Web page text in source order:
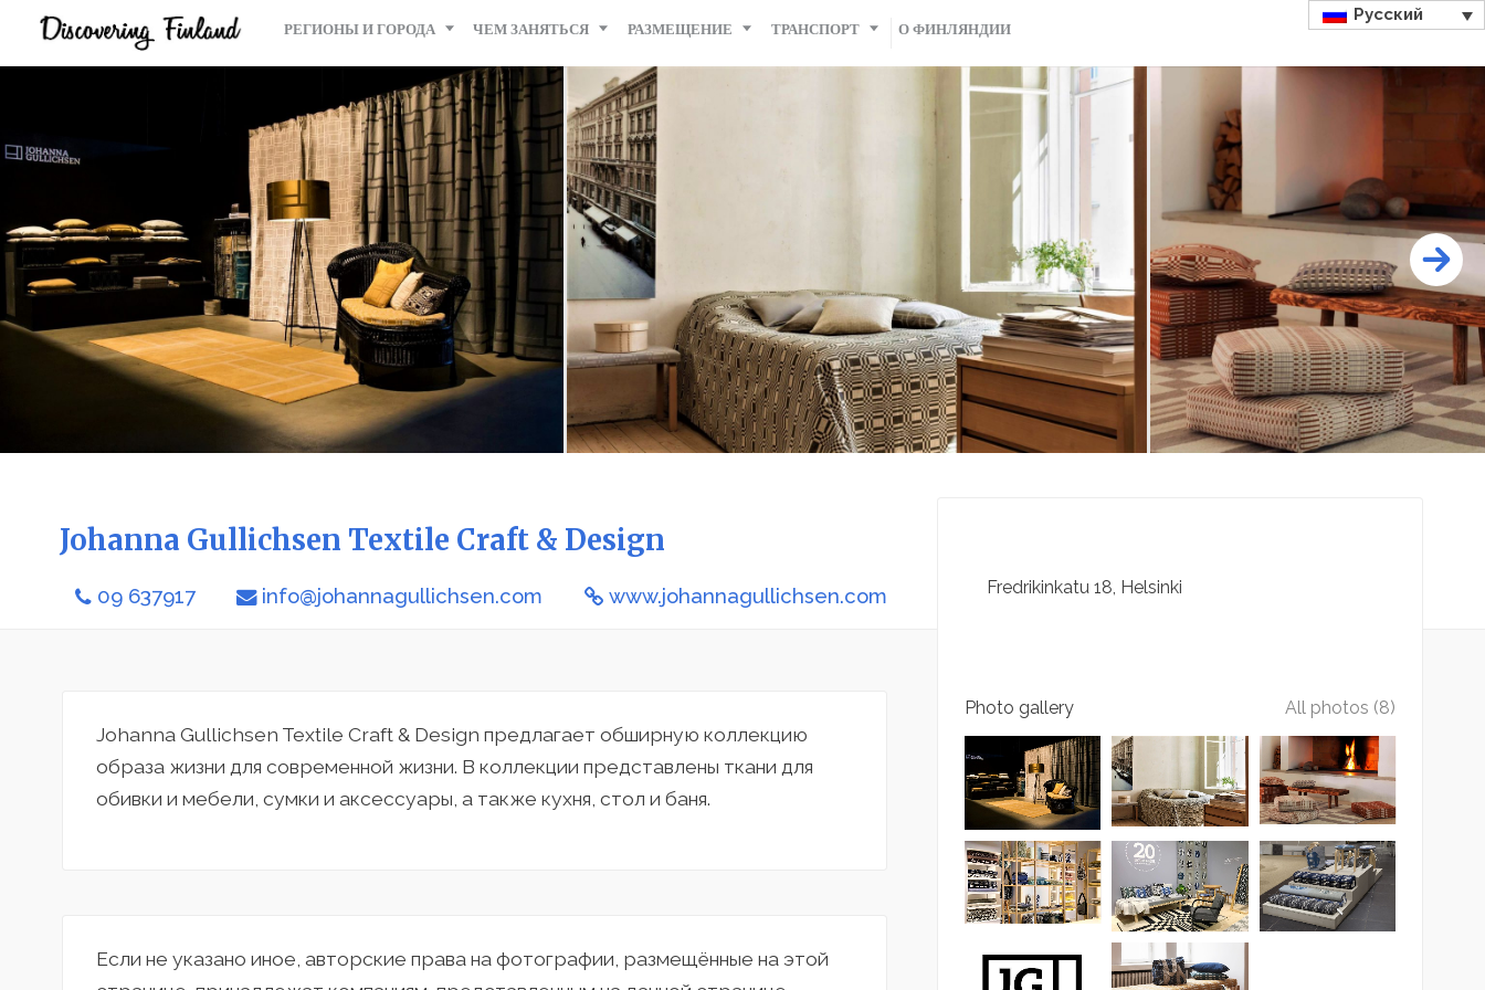
РЕГИОНЫ И ГОРОДА ЧЕМ ЗАНЯТЬСЯ РАЗМЕЩЕНИЕ ТРАНСПОРТ О ФИНЛЯНДИИ
Русский
Johanna Gullichsen Textile Craft & Design
09 637917 info@johannagullichsen.com www.johannagullichsen.com
Johanna Gullichsen Textile Craft & Design предлагает обширную коллекцию
образа жизни для современной жизни. В коллекции представлены ткани для
обивки и мебели, сумки и аксессуары, а также кухня, стол и баня.
Если не указано иное, авторские права на фотографии, размещённые на этой
Fredrikinkatu 18 Helsinki
Photo gallery All photos (8)